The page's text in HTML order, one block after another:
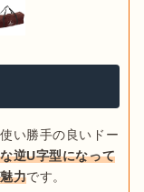
い勝手の良いドー
逆U字型になって
力